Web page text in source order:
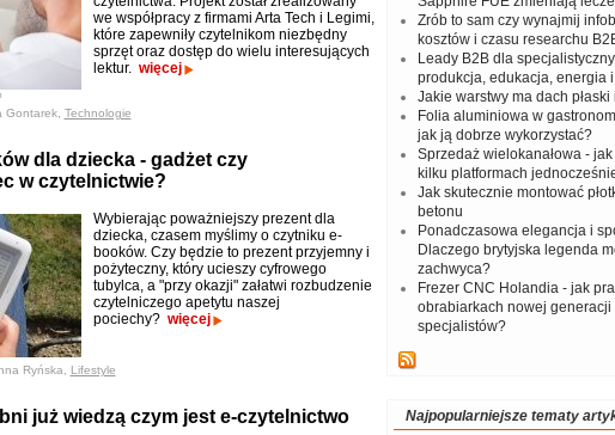
we współpracy z firmami Arta Tech i Legimi,
które zapewniły czytelnikom niezbędny
sprzęt oraz dostęp do wielu interesujących
lektur. więcej
Gontarek, Technologie
dla dziecka - gadżet czy
w czytelnictwie?
Wybierając poważniejszy prezent dla
dziecka, czasem myślimy o czytniku e-
booków. Czy będzie to prezent przyjemny i
pożyteczny, który ucieszy cyfrowego
tubylca, a "przy okazji" załatwi rozbudzenie
czytelniczego apetytu naszej
pociechy? więcej
Ryńska, Lifestyle
już wiedzą czym jest e-czytelnictwo
Zrób to sam czy wynajmij
kosztów i czasu researchu
Leady B2B dla
produkcja, edukacja, energia
Jakie warstwy ma dach
Folia aluminiowa w
jak ją dobrze wykorzystać?
Sprzedaż wielokanałowa -
kilku platformach
Jak skutecznie montować
betonu
Ponadczasowa elegancja i
Dlaczego brytyjska legenda
zachwyca?
Frezer CNC Holandia - jak
obrabiarkach nowej
specjalistów?
Najpopularniejsze tematy